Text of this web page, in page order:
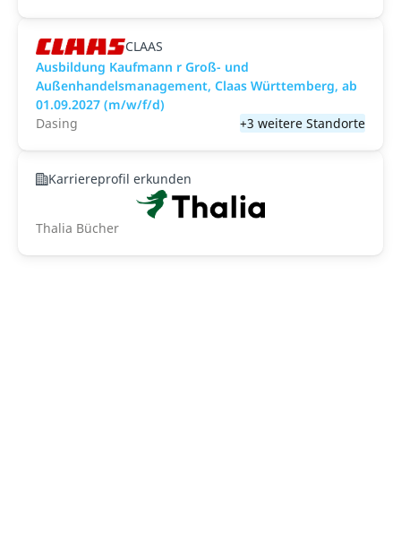
CLAAS
Ausbildung Kaufmann r Groß- und
Außenhandelsmanagement, Claas Württemberg, ab
01.09.2027 (m/w/f/d)
Dasing
+3 weitere Standorte
Karriereprofil erkunden
Thalia Bücher